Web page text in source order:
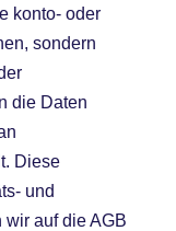
konto- oder
sondern
die Daten
Diese
und
wir auf die AGB